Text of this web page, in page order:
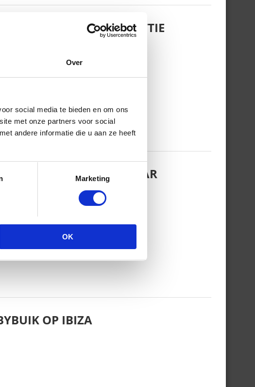
Over
social media te bieden en om ons
met onze partners voor social
andere informatie die u aan ze heeft
Marketing
OK
MET DOCHTERTJE SCOTTIE
GEZINSFOTO MET HAAR
OP IBIZA